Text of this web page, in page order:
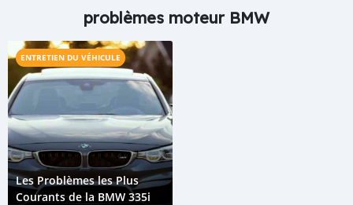
problèmes moteur BMW
ENTRETIEN DU VÉHICULE
Les Problèmes les Plus
Courants de la BMW 335i